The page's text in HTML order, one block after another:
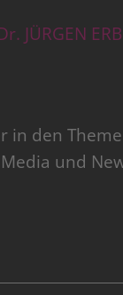
JÜRGEN
in den
und